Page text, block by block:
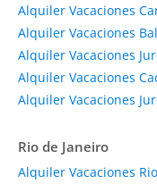
Alquiler Vacaciones
Alquiler Vacaciones
Alquiler Vacaciones
Alquiler Vacaciones
Alquiler Vacaciones
Rio de Janeiro
Alquiler Vacaciones